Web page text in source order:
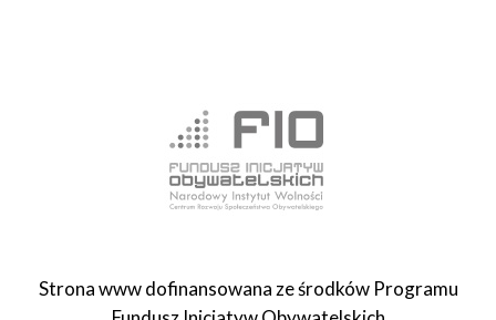
Strona www dofinansowana ze środków Programu